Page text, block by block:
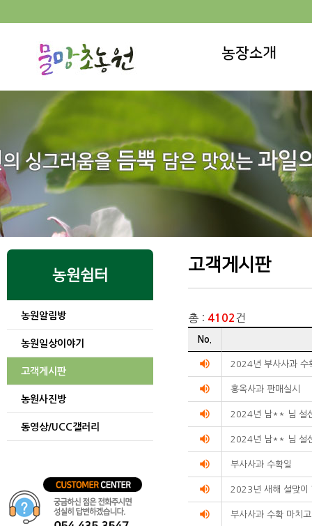
농원쉼터
농원알림방
농원일상이야기
고객게시판
농원사진방
동영상/UCC갤러리
고객게시판
총 : 4102 건
게시글
순번
제목
작성자
작성일
조회수를
리스트화한
테이블입니다.
No.
volume_up 2024년 부사사과 수
volume_up 홍옥사과 판매실시
volume_up 2024년 남** 님 설
volume_up 2024년 남** 님 설
volume_up 부사사과 수확일
volume_up 2023년 새해 설맞이
volume_up 부사사과 수확 마치